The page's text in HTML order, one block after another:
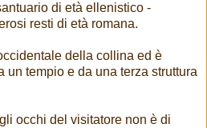
di età ellenistico -
resti di età romana.
della collina ed è
un tempio e da una terza struttura
occhi del visitatore non è di